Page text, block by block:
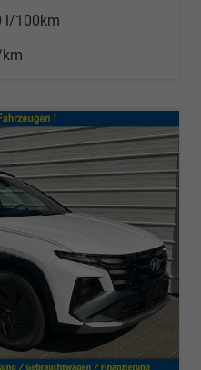
l/100km